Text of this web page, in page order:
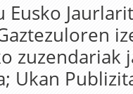
Eusko
zuzendariak
Ukan